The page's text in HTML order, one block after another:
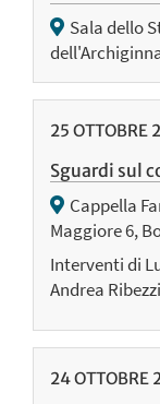
Sala dello
25 OTTOBRE
Sguardi sul
Cappella
Maggiore 6,
Interventi di
Andrea
24OTTOBRE